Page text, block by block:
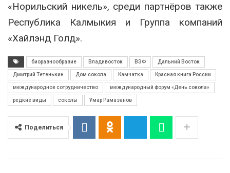
«Норильский никель», среди партнёров также
Республика Калмыкия и Группа компаний
«Хайлэнд Голд».
биоразнообразие Владивосток ВЭФ Дальний Восток
Дмитрий Тетенькин Дом сокола Камчатка Красная книга России
международное сотрудничество международный форум «День сокола»
редкие виды соколы Умар Рамазанов
Поделиться